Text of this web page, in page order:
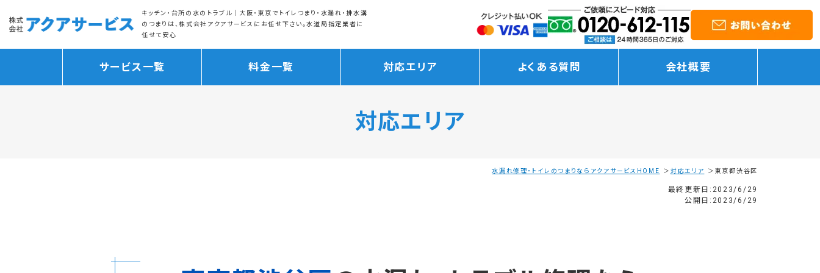
キッチン・台所の水のトラブル｜大阪・東京でトイレつまり・水漏れ・排水溝
のつまりは、株式会社アクアサービスにお任せ下さい。水道局指定業者に
任せて安心
サービス一覧 料金一覧 対応エリア よくある質問 会社概要
対応エリア
水漏れ修理・トイレのつまりならアクアサービスHOME 対応エリア 東京都渋谷区
最終更新日:2023/6/29
公開日:2023/6/29